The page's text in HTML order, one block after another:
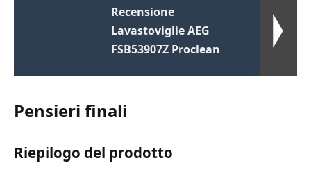
Recensione
Lavastoviglie AEG
FSB53907Z Proclean
Pensieri finali
Riepilogo del prodotto